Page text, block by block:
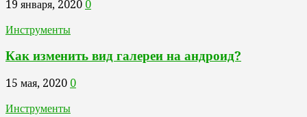
19 января, 2020 0
Инструменты
Как изменить вид галереи на андроид?
15 мая, 2020 0
Инструменты